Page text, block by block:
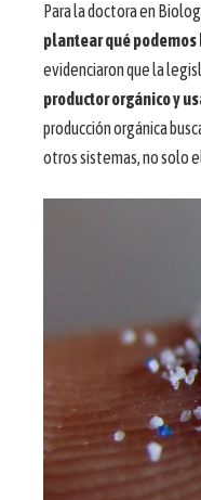
Para la doctora en
plantear qué podemos
evidenciaron que la
productor orgánico y
producción orgánica
otros sistemas, no solo